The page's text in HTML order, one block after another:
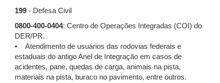
199 - Defesa Civil
0800-400-0404: Centro de Operações Integradas (COI) do
DER/PR.
• Atendimento de usuários das rodovias federais e
estaduais do antigo Anel de Integração em casos de
acidentes, pane, quedas de carga, animais na pista,
materiais na pista, buraco no pavimento, entre outros.